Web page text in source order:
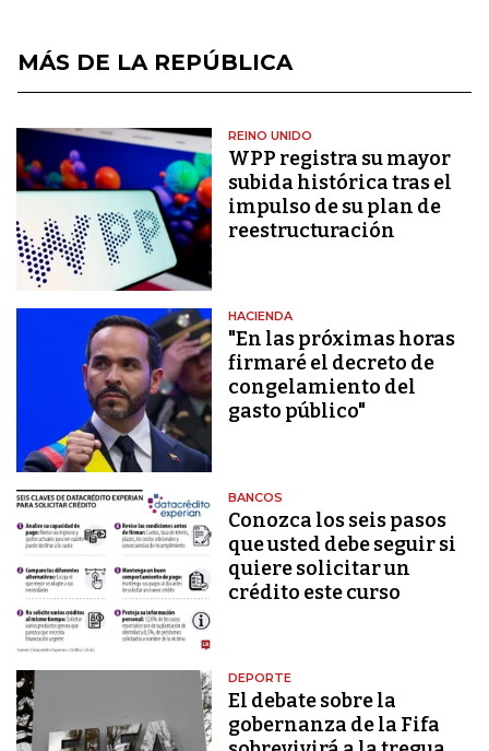
MÁS DE LA REPÚBLICA
REINO UNIDO
WPP registra su mayor
subida histórica tras el
impulso de su plan de
reestructuración
HACIENDA
"En las próximas horas
firmaré el decreto de
congelamiento del
gasto público"
BANCOS
Conozca los seis pasos
que usted debe seguir si
quiere solicitar un
crédito este curso
DEPORTE
El debate sobre la
gobernanza de la Fifa